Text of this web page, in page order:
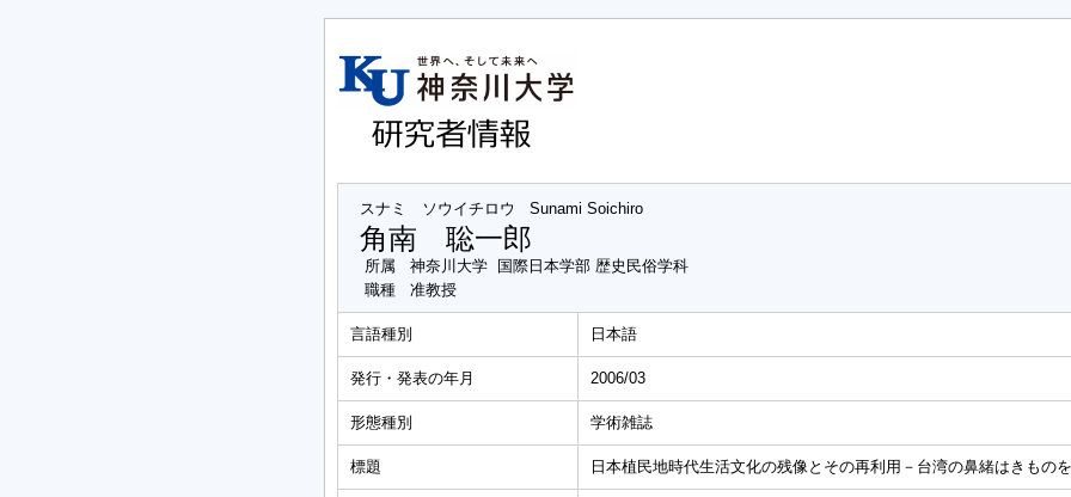
スナミ ソウイチロウ Sunami Soichiro
角南 聡一郎
所属
神奈川大学 国際日本学部 歴史民俗学科
職種
准教授
言語種別 日本語
発行・発表の年月 2006/03
形態種別 学術雑誌
標題 日本植民地時代生活文化の残像とその再利用－台湾の鼻緒はきもの